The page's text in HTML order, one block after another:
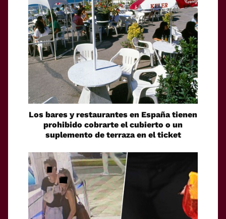
Los bares y restaurantes en España tienen
prohibido cobrarte el cubierto o un
suplemento de terraza en el ticket